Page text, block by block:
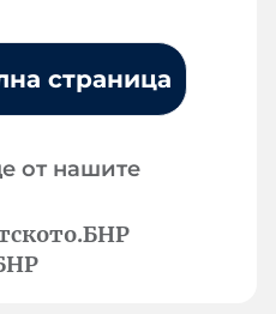
страница
от нашите